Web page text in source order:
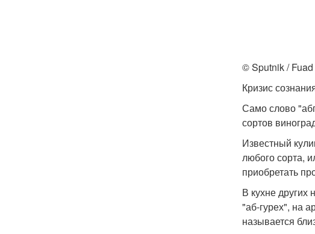
© Sputnik /
Кризис
Само слово
сортов
Известный
любого сорта,
приобретать
В кухне других
"аб-гурех", на
называется